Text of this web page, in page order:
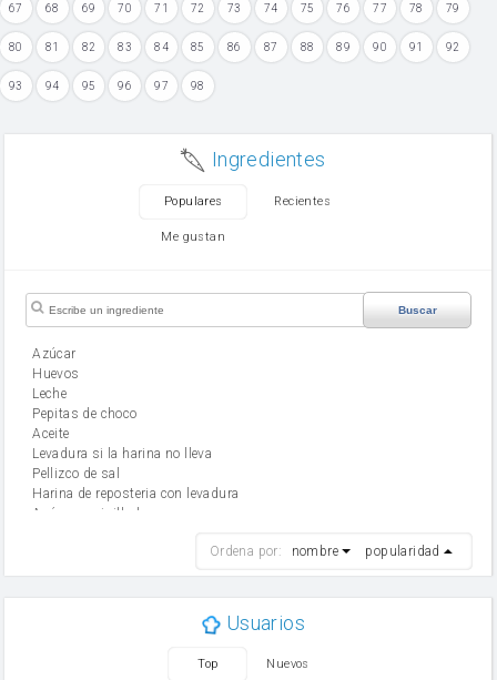
67 68 69 70 71 72 73 74 75 76 77 78 79
80 81 82 83 84 85 86 87 88 89 90 91 92
93 94 95 96 97 98
Ingredientes
Populares Recientes
Me gustan
Buscar
Azúcar
huevos
leche
Pepitas de choco
aceite
Levadura si la harina no lleva
Pellizco de sal
Harina de reposteria con levadura
Azúcar avainillado
mantequilla
Ordena por: nombre popularidad
Usuarios
Top Nuevos